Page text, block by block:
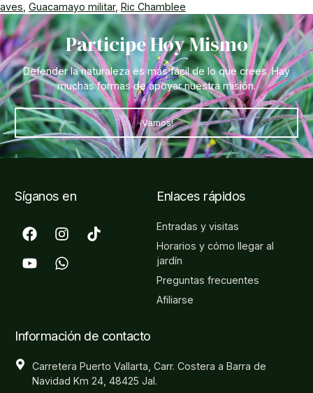
aves, Guacamayo militar, Ric Chamblee
Participe Hoy Mismo
Defender la naturaleza es más fácil de lo que crees. Hay
muchas formas de apoyar nuestra misión.
¡Vamos!
Síganos en Enlaces rápidos
Entradas y visitas
Horarios y cómo llegar al
jardín
Preguntas frecuentes
Afiliarse
Información de contacto
Carretera Puerto Vallarta, Carr. Costera a Barra de
Navidad Km 24, 48425 Jal.